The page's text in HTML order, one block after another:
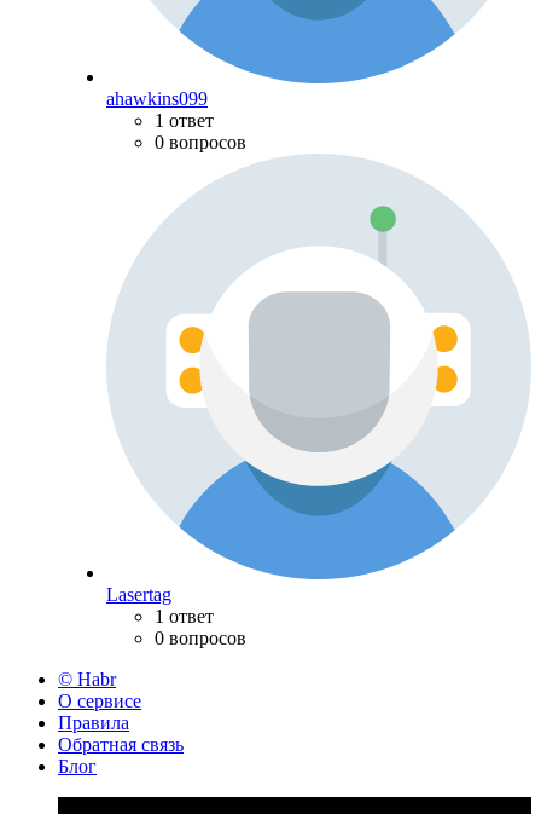
ahawkins099
1 ответ
0 вопросов
Lasertag
1 ответ
0 вопросов
© Habr
О сервисе
Правила
Обратная связь
Блог